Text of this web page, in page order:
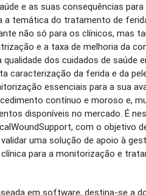
e as suas consequências para
a temática do tratamento de
não só para os clínicos, mas
e a taxa de melhoria da
qualidade dos cuidados de saúde
caracterização da ferida e da
essenciais para a sua
contínuo e moroso e,
disponíveis no mercado. É
com o objetivo
uma solução de apoio à
para a monitorização e
em software, destina-se a